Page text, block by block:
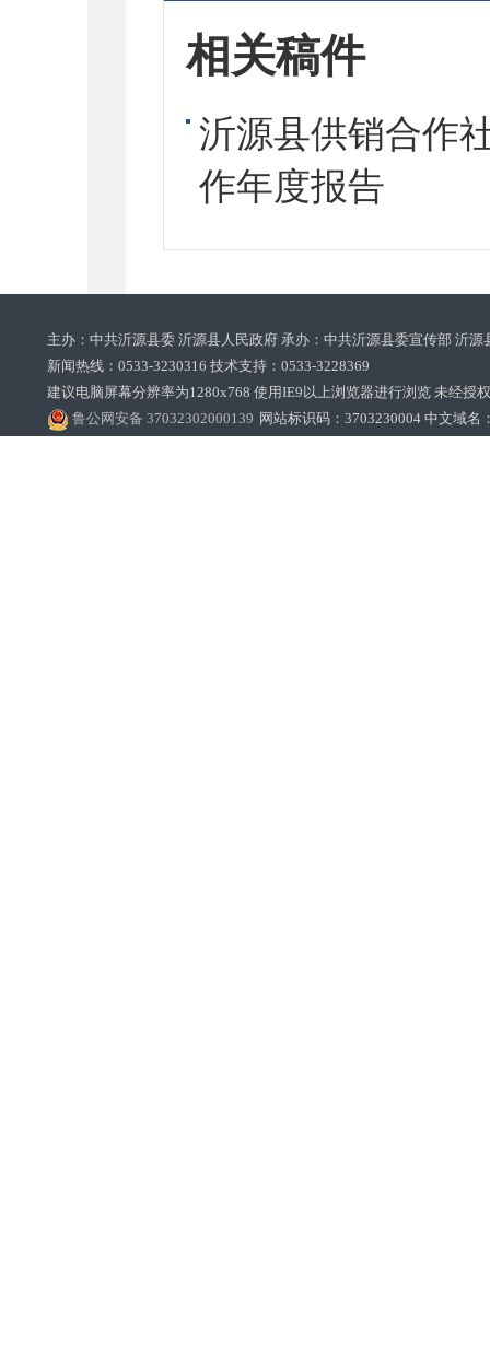
相关稿件
沂源县供销合作
作年度报告
主办：中共沂源县委 沂源县人民政府 承办：中共沂源县委宣传部 沂
新闻热线：0533-3230316 技术支持：0533-3228369‌‌
建议电脑屏幕分辨率为1280x768 使用IE9以上浏览器进行浏览 未经授
鲁公网安备 37032302000139 网站标识码：3703230004 中文域名